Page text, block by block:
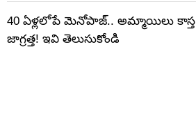
40 ఏళ్లలోపే మెనోపాజ్.. అమ్మాయిలు కాస్త
జాగ్రత్త! ఇవి తెలుసుకోండి